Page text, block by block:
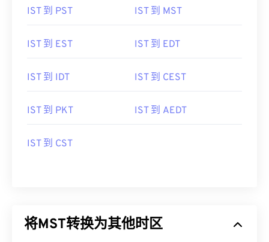
IST 到 PST IST 到 MST
IST 到 EST IST 到 EDT
IST 到 IDT IST 到 CEST
IST 到 PKT IST 到 AEDT
IST 到 CST
将MST转换为其他时区